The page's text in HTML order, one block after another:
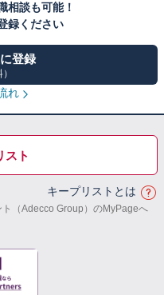
相談も可能！
録ください
登録
れ
スト
キープリストとは
（Adecco Group）のMyPageへ